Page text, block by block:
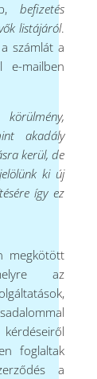
befizetés
listájáról.
számlát a
mailben
akadály
kerül, de
ki új
így ez
megkötött
az
foglaltak
a